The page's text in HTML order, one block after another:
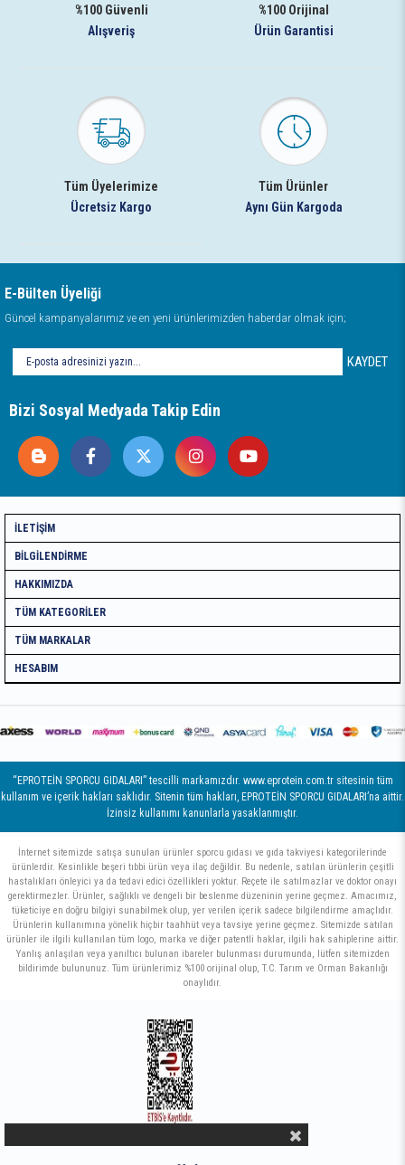
%100 Güvenli
Alışveriş
%100 Orijinal
Ürün Garantisi
Tüm Üyelerimize
Ücretsiz Kargo
Tüm Ürünler
Aynı Gün Kargoda
E-Bülten Üyeliği
Güncel kampanyalarımız ve en yeni ürünlerimizden haberdar olmak için;
KAYDET
Bizi Sosyal Medyada Takip Edin
İLETIŞIM
BILGILENDIRME
HAKKIMIZDA
TÜM KATEGORILER
TÜM MARKALAR
HESABIM
“EPROTEİN SPORCU GIDALARI” tescilli markamızdır. www.eprotein.com.tr sitesinin tüm
kullanım ve içerik hakları saklıdır. Sitenin tüm hakları, EPROTEİN SPORCU GIDALARI’na aittir.
İzinsiz kullanımı kanunlarla yasaklanmıştır.
İnternet sitemizde satışa sunulan ürünler sporcu gıdası ve gıda takviyesi kategorilerinde
ürünlerdir. Kesinlikle beşeri tıbbi ürün veya ilaç değildir. Bu nedenle, satılan ürünlerin çeşitli
hastalıkları önleyici ya da tedavi edici özellikleri yoktur. Reçete ile satılmazlar ve doktor onayı
gerektirmezler. Ürünler, sağlıklı ve dengeli bir beslenme düzeninin yerine geçmez. Amacımız,
tüketiciye en doğru bilgiyi sunabilmek olup, yer verilen içerik sadece bilgilendirme amaçlıdır.
Ürünlerin kullanımına yönelik hiçbir taahhüt veya tavsiye yerine geçmez. Sitemizde satılan
ürünler ile ilgili kullanılan tüm logo, marka ve diğer patentli haklar, ilgili hak sahiplerine aittir.
Yanlış anlaşılan veya yanıltıcı bulunan ibareler bulunması durumunda, lütfen sitemizden
bildirimde bulununuz. Tüm ürünlerimiz %100 orijinal olup, T.C. Tarım ve Orman Bakanlığı
onaylıdır.